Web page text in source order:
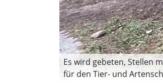
Es wird gebeten, Stellen
für den Tier- und